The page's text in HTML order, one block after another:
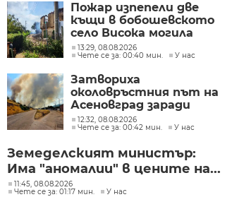
Пожар изпепели две
къщи в бобошевското
село Висока могила
(СНИМКИ)
13:29, 08.08.2026
Чете се за: 00:40 мин.
У нас
Затвориха
околовръстния път на
Асеновград заради
пожар (СНИМКИ)
12:32, 08.08.2026
Чете се за: 00:42 мин.
У нас
Земеделският министър:
Има "аномалии" в цените на...
11:45, 08.08.2026
Чете се за: 01:17 мин.
У нас